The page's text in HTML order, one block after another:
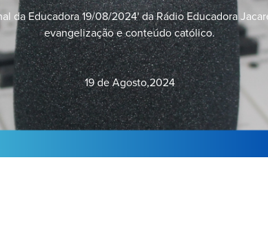
da Educadora 19/08/2024' da Rádio Educadora
evangelização e conteúdo católico.
19 de Agosto,2024